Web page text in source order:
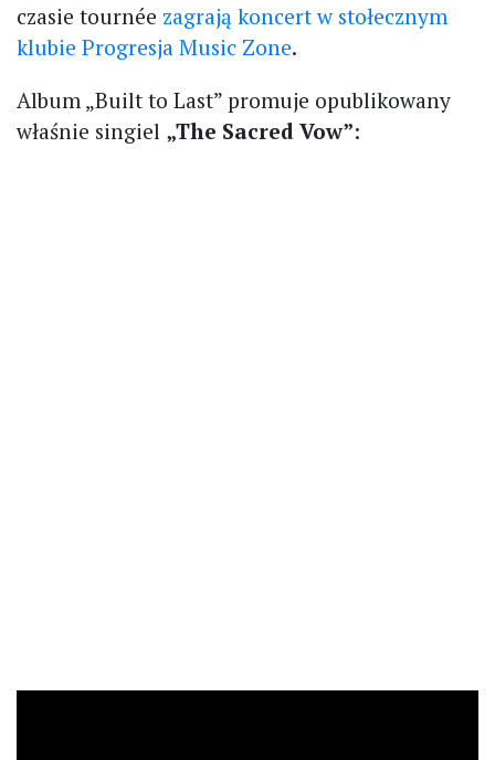
czasie tournée zagrają koncert w stołecznym
klubie Progresja Music Zone.
Album „Built to Last” promuje opublikowany
właśnie singiel „The Sacred Vow”: